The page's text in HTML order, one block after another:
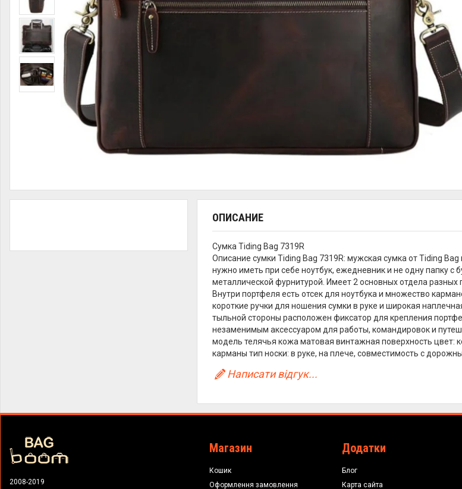
ОПИСАНИЕ
Сумка Tiding Bag 7319R
Описание сумки Tiding Bag 7319R: мужская сумка от Tiding
нужно иметь при себе ноутбук, ежедневник и не одну папку
металлической фурнитурой. Имеет 2 основных отдела
Внутри портфеля есть отсек для ноутбука и множество
короткие ручки для ношения сумки в руке и широкая
тыльной стороны расположен фиксатор для крепления
незаменимым аксессуаром для работы, командировок и
модель телячья кожа матовая винтажная поверхность цвет:
карманы тип носки: в руке, на плече, совместимость с
Написати відгук...
2008-2019
Магазин
Кошик
Оформлення замовлення
Додатки
Блог
Карта сайта